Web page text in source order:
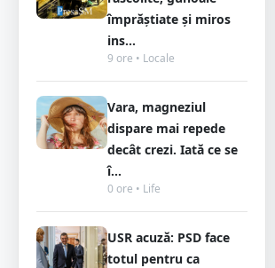
împrăștiate și miros
ins...
9 ore • Locale
Vara, magneziul
dispare mai repede
decât crezi. Iată ce se
î...
0 ore • Life
USR acuză: PSD face
totul pentru ca